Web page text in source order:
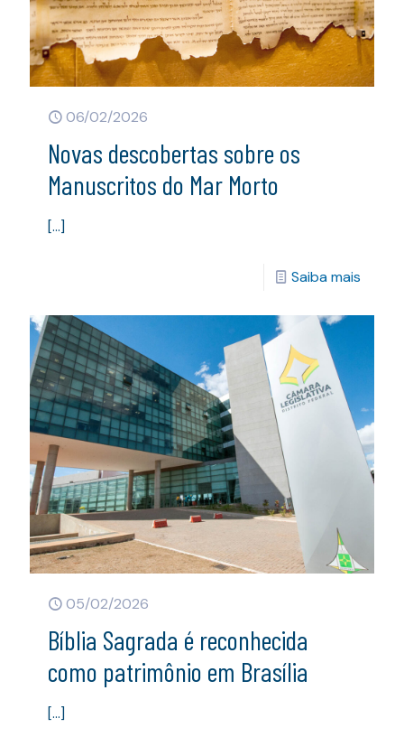
06/02/2026
Novas descobertas sobre os
Manuscritos do Mar Morto
[…]
Saiba mais
05/02/2026
Bíblia Sagrada é reconhecida
como patrimônio em Brasília
[…]